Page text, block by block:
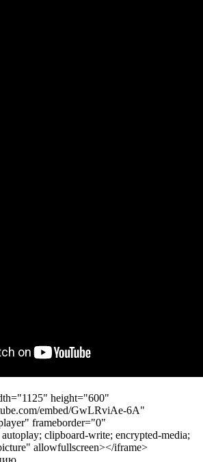
height="600"
embed/GwLRviAe-6A"
frameborder="0"
clipboard-write; encrypted-media;
allowfullscreen></iframe>